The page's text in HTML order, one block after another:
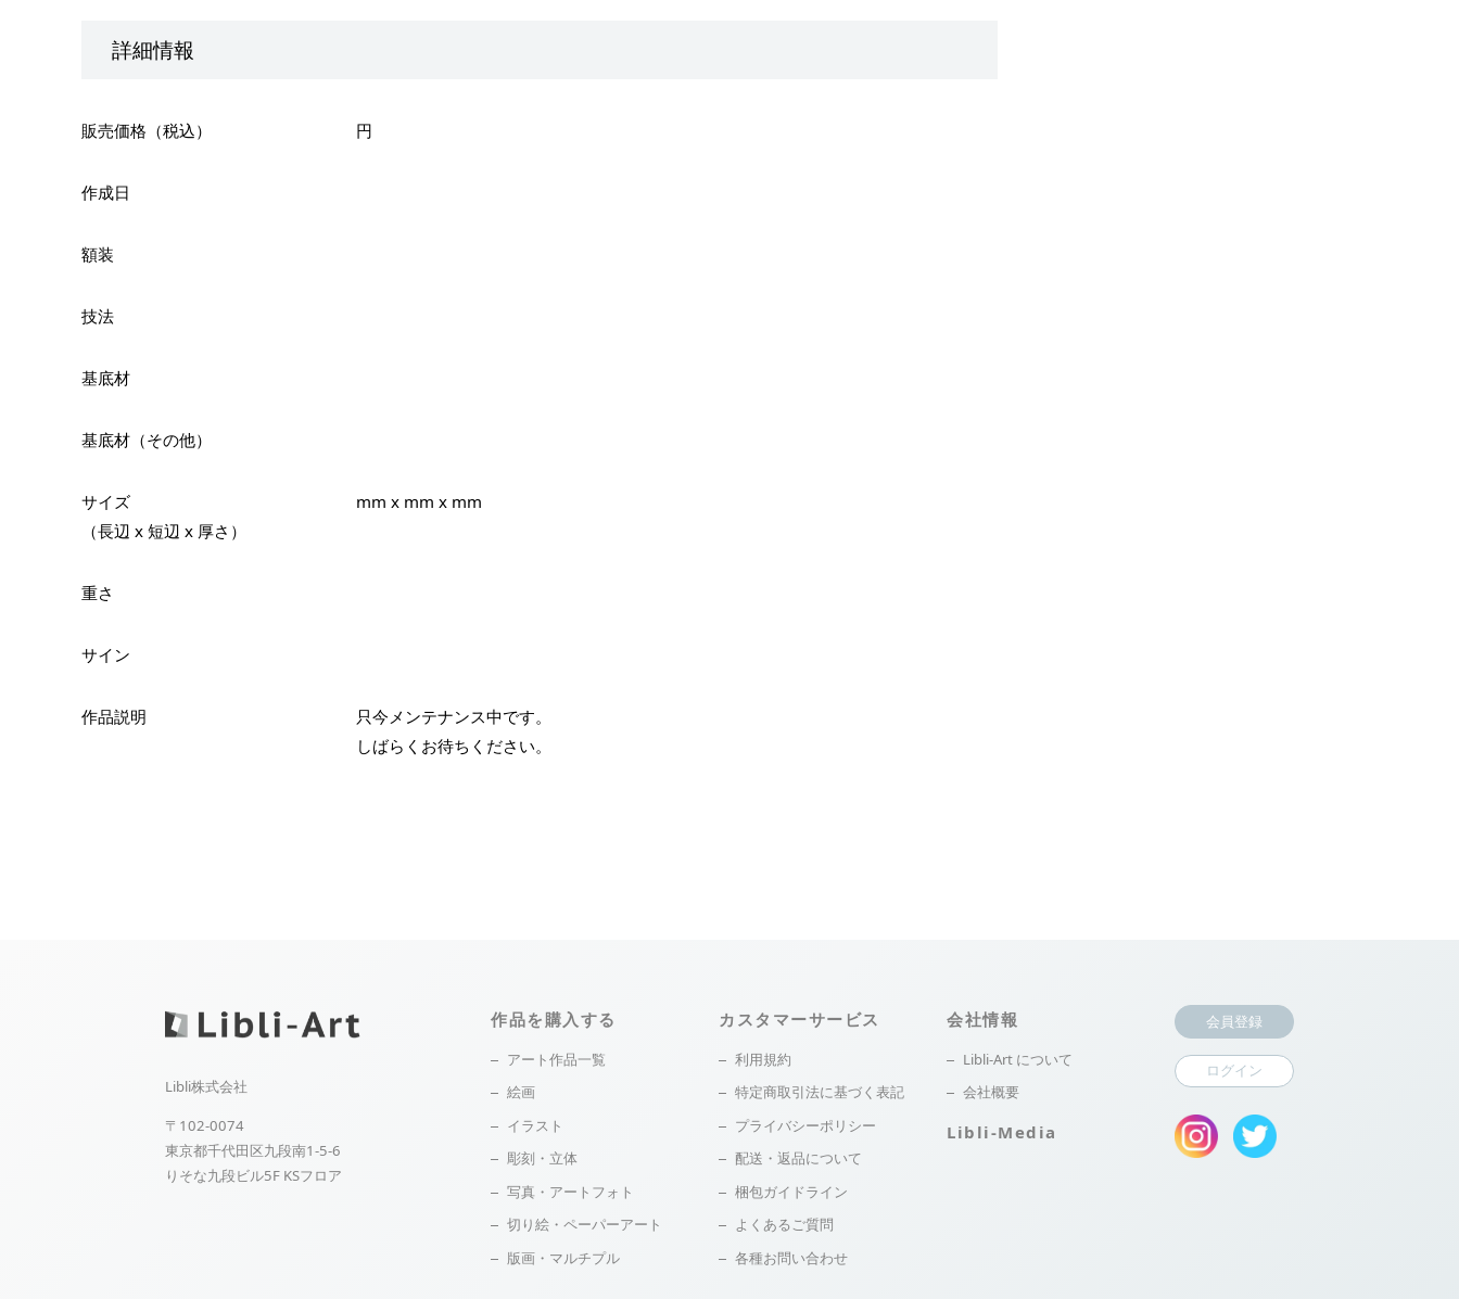
詳細情報
販売価格（税込） 円
作成日
額装
技法
基底材
基底材（その他）
サイズ
（長辺 x 短辺 x 厚さ）
mm x mm x mm
重さ
サイン
作品説明
只今メンテナンス中です。
しばらくお待ちください。
Libli株式会社
〒102-0074
東京都千代田区九段南1-5-6
りそな九段ビル5F KSフロア
作品を購入する
アート作品一覧
絵画
イラスト
彫刻・立体
写真・アートフォト
切り絵・ペーパーアート
版画・マルチプル
カスタマーサービス
利用規約
特定商取引法に基づく表記
プライバシーポリシー
配送・返品について
梱包ガイドライン
よくあるご質問
各種お問い合わせ
会社情報
Libli-Art について
会社概要
Libli-Media
会員登録
ログイン